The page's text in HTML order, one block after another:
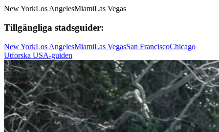
New YorkLos AngelesMiamiLas Vegas
Tillgängliga stadsguider:
New YorkLos AngelesMiamiLas VegasSan FranciscoChicago
Utforska USA-guiden